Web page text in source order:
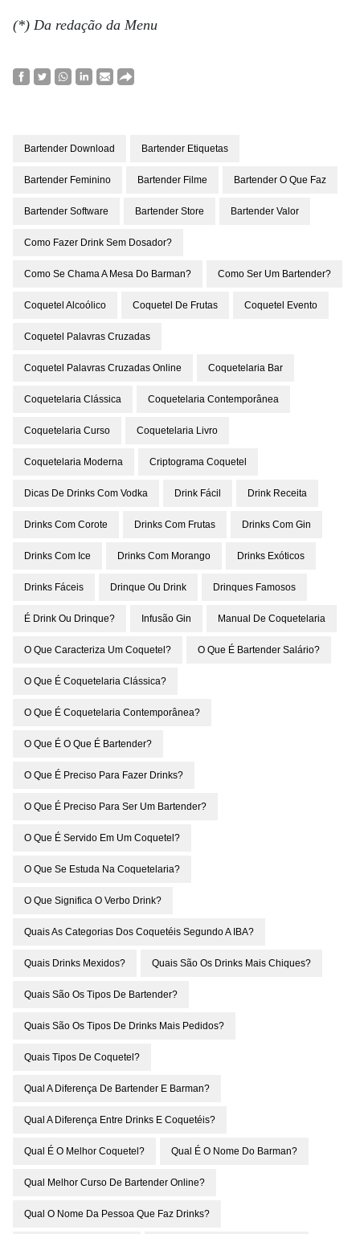
(*) Da redação da Menu
Bartender Download Bartender Etiquetas
Bartender Feminino Bartender Filme Bartender O Que Faz
Bartender Software Bartender Store Bartender Valor
Como Fazer Drink Sem Dosador?
Como Se Chama A Mesa Do Barman? Como Ser Um Bartender?
Coquetel Alcoólico Coquetel De Frutas Coquetel Evento
Coquetel Palavras Cruzadas
Coquetel Palavras Cruzadas Online Coquetelaria Bar
Coquetelaria Clássica Coquetelaria Contemporânea
Coquetelaria Curso Coquetelaria Livro
Coquetelaria Moderna Criptograma Coquetel
Dicas De Drinks Com Vodka Drink Fácil Drink Receita
Drinks Com Corote Drinks Com Frutas Drinks Com Gin
Drinks Com Ice Drinks Com Morango Drinks Exóticos
Drinks Fáceis Drinque Ou Drink Drinques Famosos
É Drink Ou Drinque? Infusão Gin Manual De Coquetelaria
O Que Caracteriza Um Coquetel? O Que É Bartender Salário?
O Que É Coquetelaria Clássica?
O Que É Coquetelaria Contemporânea?
O Que É O Que É Bartender?
O Que É Preciso Para Fazer Drinks?
O Que É Preciso Para Ser Um Bartender?
O Que É Servido Em Um Coquetel?
O Que Se Estuda Na Coquetelaria?
O Que Significa O Verbo Drink?
Quais As Categorias Dos Coquetéis Segundo A IBA?
Quais Drinks Mexidos? Quais São Os Drinks Mais Chiques?
Quais São Os Tipos De Bartender?
Quais São Os Tipos De Drinks Mais Pedidos?
Quais Tipos De Coquetel?
Qual A Diferença De Bartender E Barman?
Qual A Diferença Entre Drinks E Coquetéis?
Qual É O Melhor Coquetel? Qual É O Nome Do Barman?
Qual Melhor Curso De Bartender Online?
Qual O Nome Da Pessoa Que Faz Drinks?